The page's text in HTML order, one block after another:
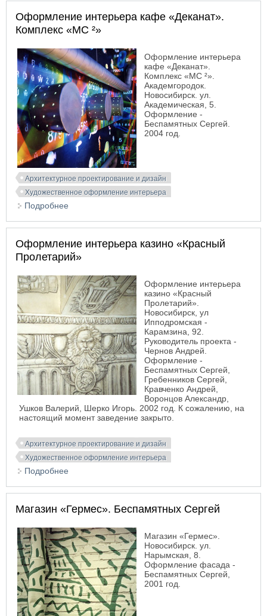
Оформление интерьера кафе «Деканат».
Комплекс «MC ²»
Оформление интерьера
кафе «Деканат».
Комплекс «MC ²».
Академгородок.
Новосибирск. ул.
Академическая, 5.
Оформление -
Беспамятных Сергей.
2004 год.
Архитектурное проектирование и дизайн
Художественное оформление интерьера
Подробнее
Оформление интерьера казино «Красный
Пролетарий»
Оформление интерьера
казино «Красный
Пролетарий».
Новосибирск, ул
Ипподромская -
Карамзина, 92.
Руководитель проекта -
Чернов Андрей.
Оформление -
Беспамятных Сергей,
Гребенников Сергей,
Кравченко Андрей,
Воронцов Александр,
Ушков Валерий, Шерко Игорь. 2002 год. К сожалению, на
настоящий момент заведение закрыто.
Архитектурное проектирование и дизайн
Художественное оформление интерьера
Подробнее
Магазин «Гермес». Беспамятных Сергей
Магазин «Гермес».
Новосибирск. ул.
Нарымская, 8.
Оформление фасада -
Беспамятных Сергей,
2001 год.